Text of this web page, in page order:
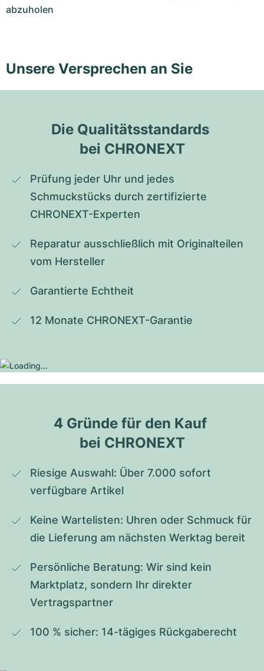
abzuholen
Unsere Versprechen an Sie
Die Qualitätsstandards
bei CHRONEXT
Prüfung jeder Uhr und jedes
Schmuckstücks durch zertifizierte
CHRONEXT-Experten
Reparatur ausschließlich mit Originalteilen
vom Hersteller
Garantierte Echtheit
12 Monate CHRONEXT-Garantie
4 Gründe für den Kauf
bei CHRONEXT
Riesige Auswahl: Über 7.000 sofort
verfügbare Artikel
Keine Wartelisten: Uhren oder Schmuck für
die Lieferung am nächsten Werktag bereit
Persönliche Beratung: Wir sind kein
Marktplatz, sondern Ihr direkter
Vertragspartner
100 % sicher: 14-tägiges Rückgaberecht